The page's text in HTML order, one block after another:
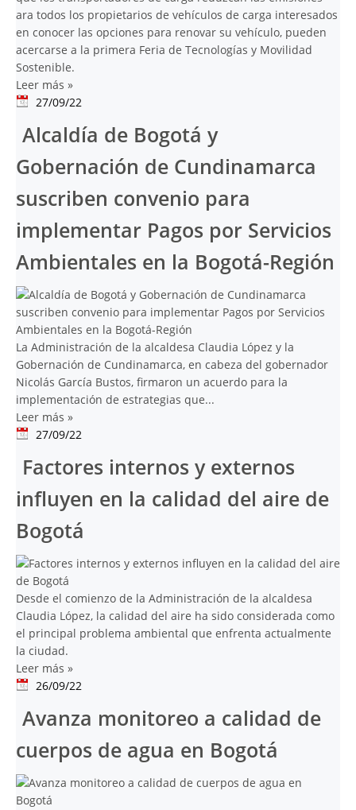
ara todos los propietarios de vehículos de carga interesados
en conocer las opciones para renovar su vehículo, pueden
acercarse a la primera Feria de Tecnologías y Movilidad
Sostenible.
Leer más »
27/09/22
Alcaldía de Bogotá y
Gobernación de Cundinamarca
suscriben convenio para
implementar Pagos por Servicios
Ambientales en la Bogotá-Región
La Administración de la alcaldesa Claudia López y la
Gobernación de Cundinamarca, en cabeza del gobernador
Nicolás García Bustos, firmaron un acuerdo para la
implementación de estrategias que...
Leer más »
27/09/22
Factores internos y externos
influyen en la calidad del aire de
Bogotá
Desde el comienzo de la Administración de la alcaldesa
Claudia López, la calidad del aire ha sido considerada como
el principal problema ambiental que enfrenta actualmente
la ciudad.
Leer más »
26/09/22
Avanza monitoreo a calidad de
cuerpos de agua en Bogotá